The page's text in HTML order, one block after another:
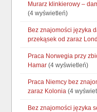
Murarz klinkierowy –
(4 wyświetleń)
Bez znajomości języka
przekąsek od zaraz
Praca Norwegia przy
Hamar (4 wyświetleń)
Praca Niemcy bez
zaraz Kolonia (4
Bez znajomości języka